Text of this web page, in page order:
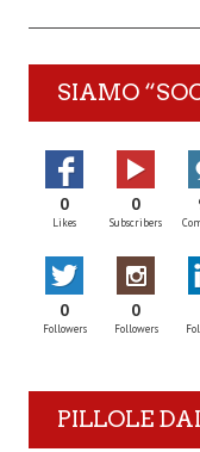
SIAMO
0
Likes
0
Subscribers
0
Followers
0
Followers
PILLOLE